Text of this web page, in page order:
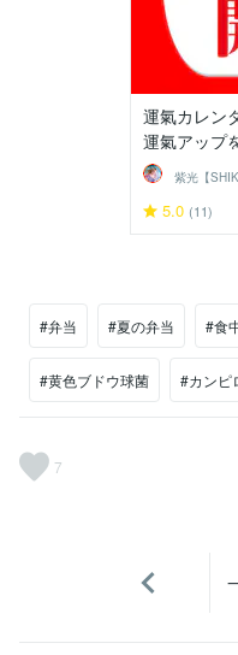
運氣カレン
運氣アップ
5.0 (11)
#弁当 #夏の弁当 #食
#黄色ブドウ球菌 #カンピ
7